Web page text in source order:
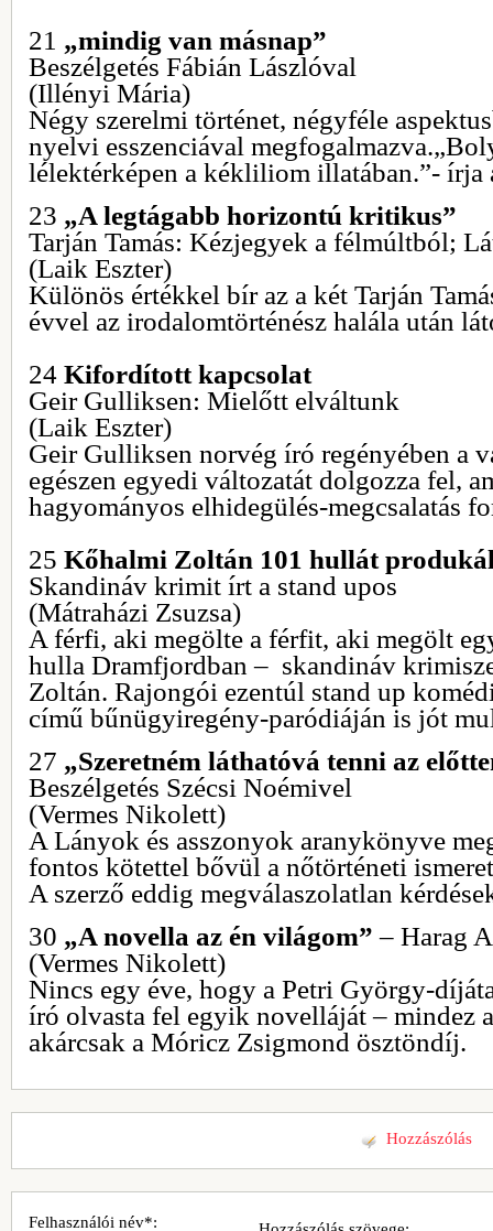
21 „mindig van másnap”
Beszélgetés Fábián Lászlóval
(Illényi Mária)
Négy szerelmi történet, négyféle
nyelvi esszenciával
lélektérképen a kékliliom illatában.”- írja
23 „A legtágabb horizontú kritikus”
Tarján Tamás: Kézjegyek a félmúltból;
(Laik Eszter)
Különös értékkel bír az a két Tarján
évvel az irodalomtörténész halála után
24 Kifordított kapcsolat
Geir Gulliksen: Mielőtt elváltunk
(Laik Eszter)
Geir Gulliksen norvég író regényében a
egészen egyedi változatát dolgozza fel,
hagyományos elhidegülés-megcsalatás
25 Kőhalmi Zoltán 101 hullát
Skandináv krimit írt a stand upos
(Mátraházi Zsuzsa)
A férfi, aki megölte a férfit, aki megölt
hulla Dramfjordban – skandináv
Zoltán. Rajongói ezentúl stand up
című bűnügyiregény-paródiáján is jót
27 „Szeretném láthatóvá tenni az
Beszélgetés Szécsi Noémivel
(Vermes Nikolett)
A Lányok és asszonyok aranykönyve
fontos kötettel bővül a nőtörténeti
A szerző eddig megválaszolatlan
30 „A novella az én világom” – Harag
(Vermes Nikolett)
Nincs egy éve, hogy a Petri György-
író olvasta fel egyik novelláját – mindez
akárcsak a Móricz Zsigmond ösztöndíj.
Hozzászólás
Felhasználói név*: